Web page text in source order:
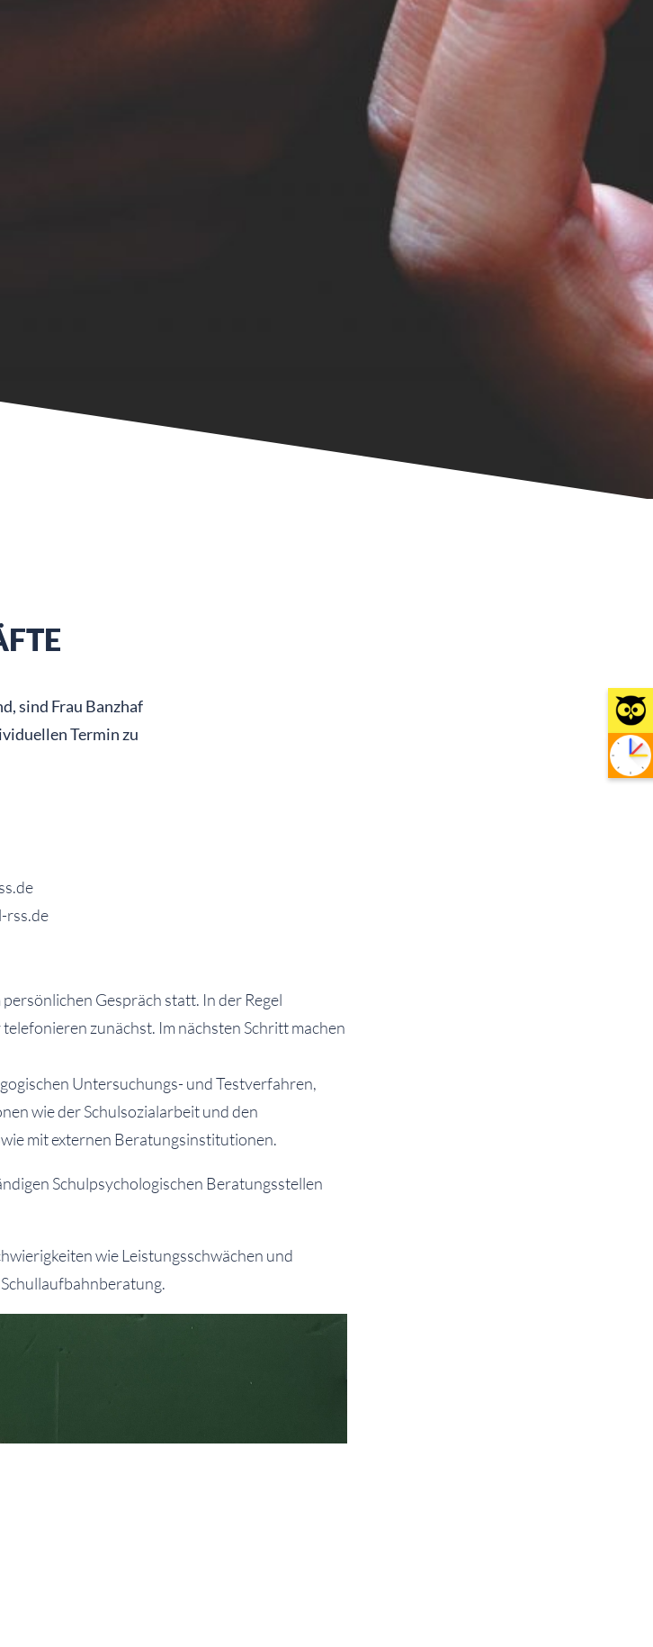
sind Frau Banzhaf
Termin zu
rss.de
Gespräch statt. In der Regel
zunächst. Im nächsten Schritt machen
Untersuchungs- und Testverfahren,
wie der Schulsozialarbeit und den
mit externen Beratungsinstitutionen.
Schulpsychologischen Beratungsstellen
wie Leistungsschwächen und